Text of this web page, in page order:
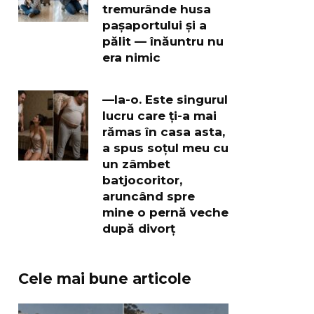
tremurânde husa
pașaportului și a
pălit — înăuntru nu
era nimic
—Ia-o. Este singurul
lucru care ți-a mai
rămas în casa asta,
a spus soțul meu cu
un zâmbet
batjocoritor,
aruncând spre
mine o pernă veche
după divorț
Cele mai bune articole